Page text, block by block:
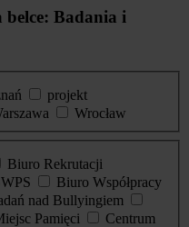
Badania i
projekt
Wrocław
Biuro Rekrutacji
Biuro Współpracy
nad Bullyingiem
Pamięci
Centrum